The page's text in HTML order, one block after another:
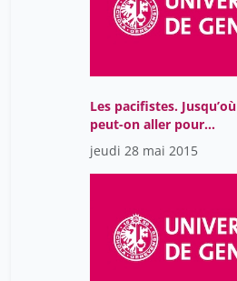
Les pacifistes. Jusqu’où
peut-on aller pour
sauver la paix?
jeudi 28 mai 2015